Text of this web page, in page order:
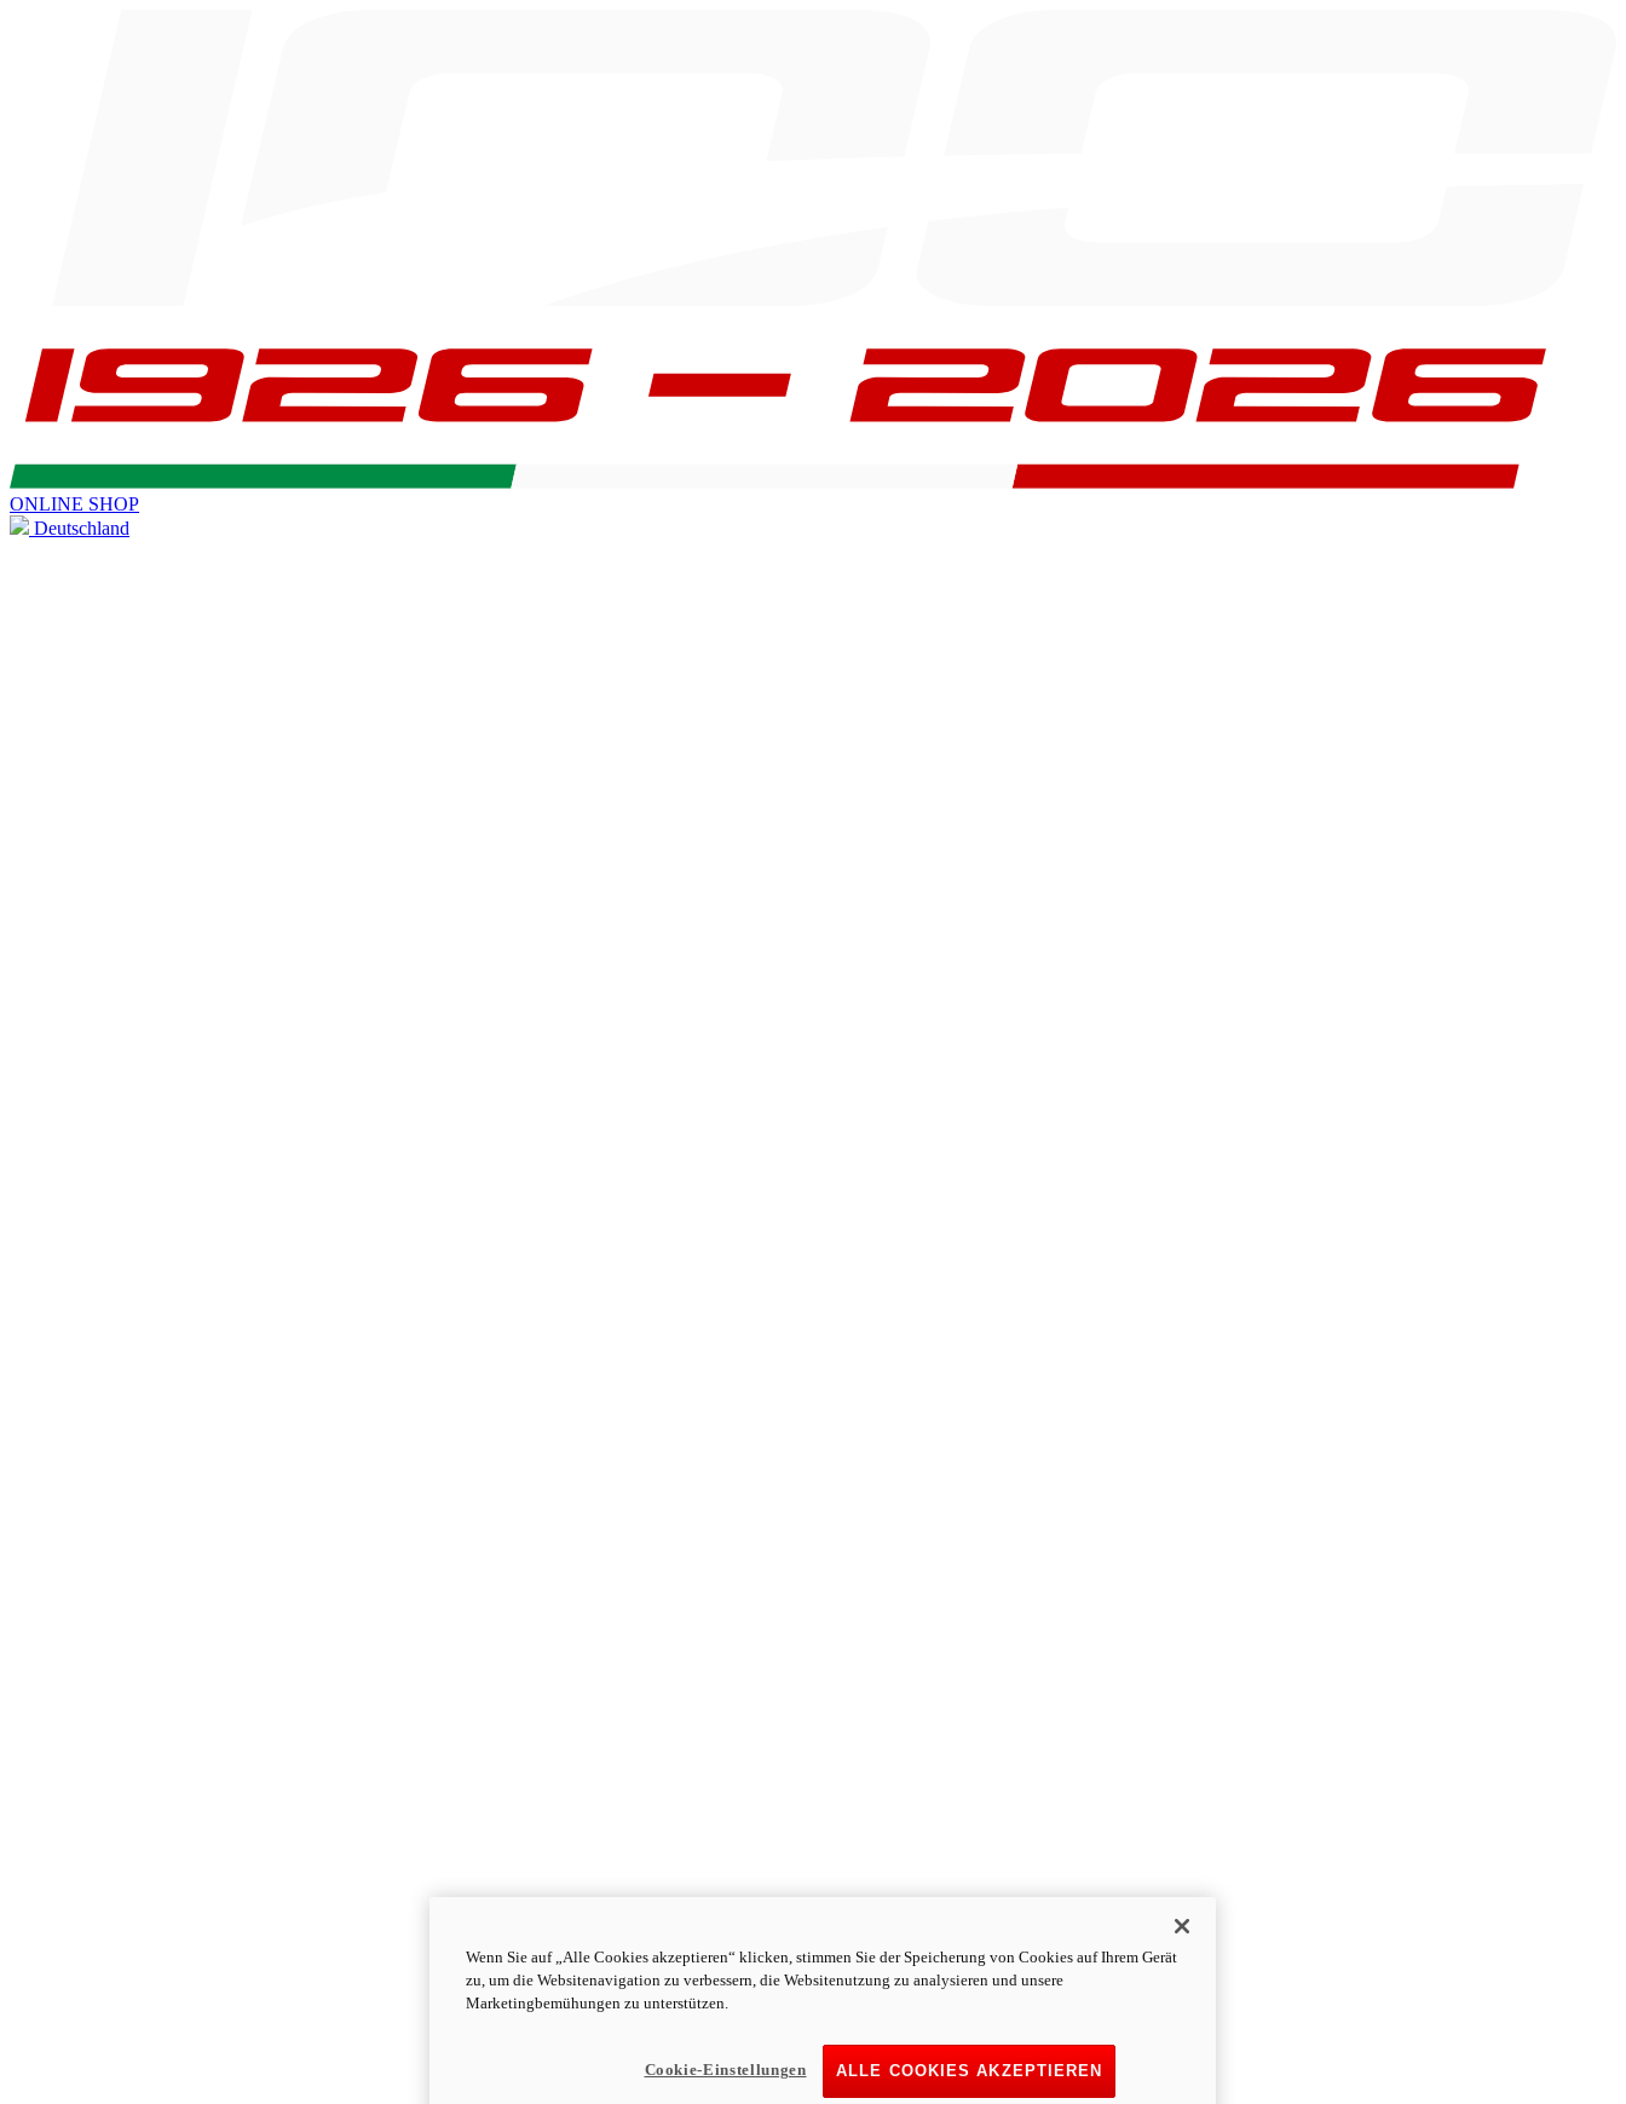
ONLINE SHOP
Deutschland
Wenn Sie auf „Alle Cookies akzeptieren“ klicken, stimmen Sie der Speicherung von Cookies auf Ihrem Gerät
zu, um die Websitenavigation zu verbessern, die Websitenutzung zu analysieren und unsere
Marketingbemühungen zu unterstützen.
ALLE COOKIES AKZEPTIEREN
Cookie-Einstellungen